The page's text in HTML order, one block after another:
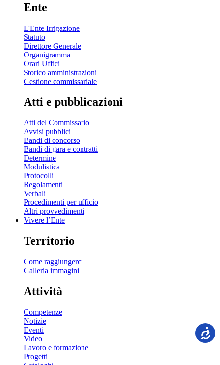
Ente
L'Ente Irrigazione
Statuto
Direttore Generale
Organigramma
Orari Uffici
Storico amministrazioni
Gestione commissariale
Atti e pubblicazioni
Atti del Commissario
Avvisi pubblici
Bandi di concorso
Bandi di gara e contratti
Determine
Modulistica
Protocolli
Regolamenti
Verbali
Procedimenti per ufficio
Altri provvedimenti
Vivere l’Ente
Territorio
Come raggiungerci
Galleria immagini
Attività
Competenze
Notizie
Eventi
Video
Lavoro e formazione
Progetti